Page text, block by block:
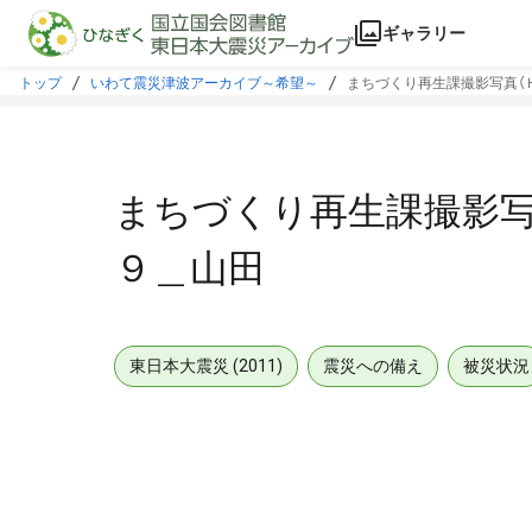
本文に飛ぶ
ギャラリー
トップ いわて震災津波アーカイブ～希望～ まちづくり再生課撮影写真
まちづくり再生課撮影
９＿山田
東日本大震災 (2011) 震災への備え 被災状況